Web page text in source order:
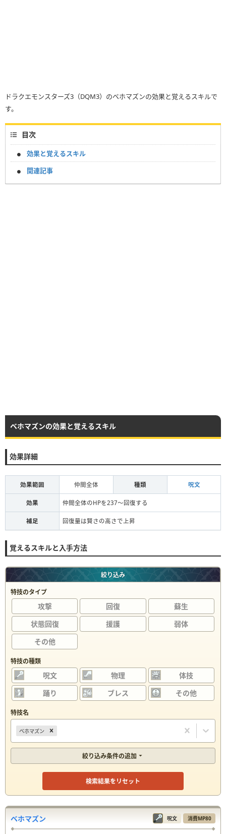
ドラクエモンスターズ3（DQM3）のベホマズンの効果と覚えるスキルで
す。
目次
効果と覚えるスキル
関連記事
ベホマズンの効果と覚えるスキル
効果詳細
効果範囲 仲間全体 種類 呪文
効果 仲間全体のHPを237〜回復する
補足 回復量は賢さの高さで上昇
覚えるスキルと入手方法
絞り込み
特技のタイプ
攻撃 回復
蘇生
状態回復
援護
弱体
その他
特技の種類
呪文 物理
体技
踊り
ブレス その他
特技名
ベホマズン
絞り込み条件の追加
検索結果をリセット
ベホマズン 呪文 消費MP80